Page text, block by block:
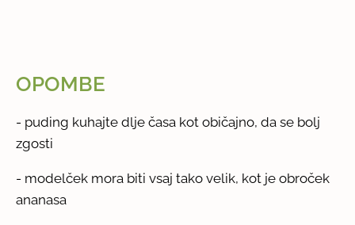
OPOMBE
- puding kuhajte dlje časa kot običajno, da se bolj
zgosti
- modelček mora biti vsaj tako velik, kot je obroček
ananasa